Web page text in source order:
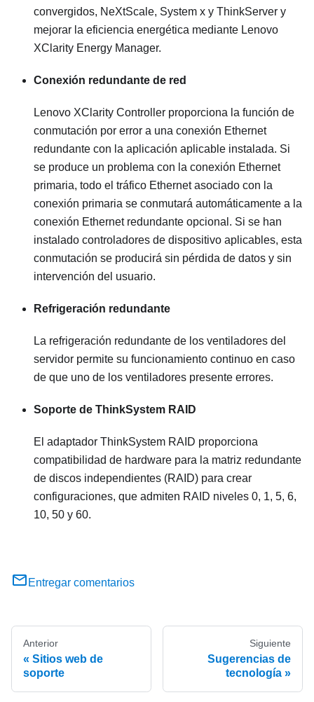
convergidos, NeXtScale, System x y ThinkServer y
mejorar la eficiencia energética mediante Lenovo
XClarity Energy Manager.
Conexión redundante de red
Lenovo XClarity Controller proporciona la función de
conmutación por error a una conexión Ethernet
redundante con la aplicación aplicable instalada. Si
se produce un problema con la conexión Ethernet
primaria, todo el tráfico Ethernet asociado con la
conexión primaria se conmutará automáticamente a la
conexión Ethernet redundante opcional. Si se han
instalado controladores de dispositivo aplicables, esta
conmutación se producirá sin pérdida de datos y sin
intervención del usuario.
Refrigeración redundante
La refrigeración redundante de los ventiladores del
servidor permite su funcionamiento continuo en caso
de que uno de los ventiladores presente errores.
Soporte de ThinkSystem RAID
El adaptador ThinkSystem RAID proporciona
compatibilidad de hardware para la matriz redundante
de discos independientes (RAID) para crear
configuraciones, que admiten RAID niveles 0, 1, 5, 6,
10, 50 y 60.
Entregar comentarios
Anterior
Sitios web de
soporte
Siguiente
Sugerencias de
tecnología